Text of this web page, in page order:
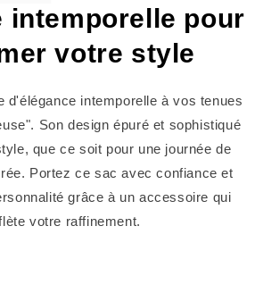
intemporelle pour
votre style
d'élégance intemporelle à vos tenues
Son design épuré et sophistiqué
que ce soit pour une journée de
Portez ce sac avec confiance et
grâce à un accessoire qui
votre raffinement.